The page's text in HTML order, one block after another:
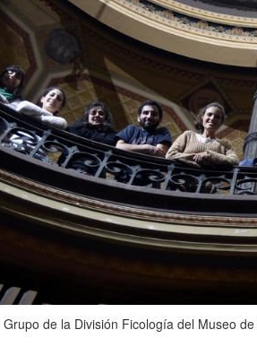
Grupo de la División Ficología del Museo